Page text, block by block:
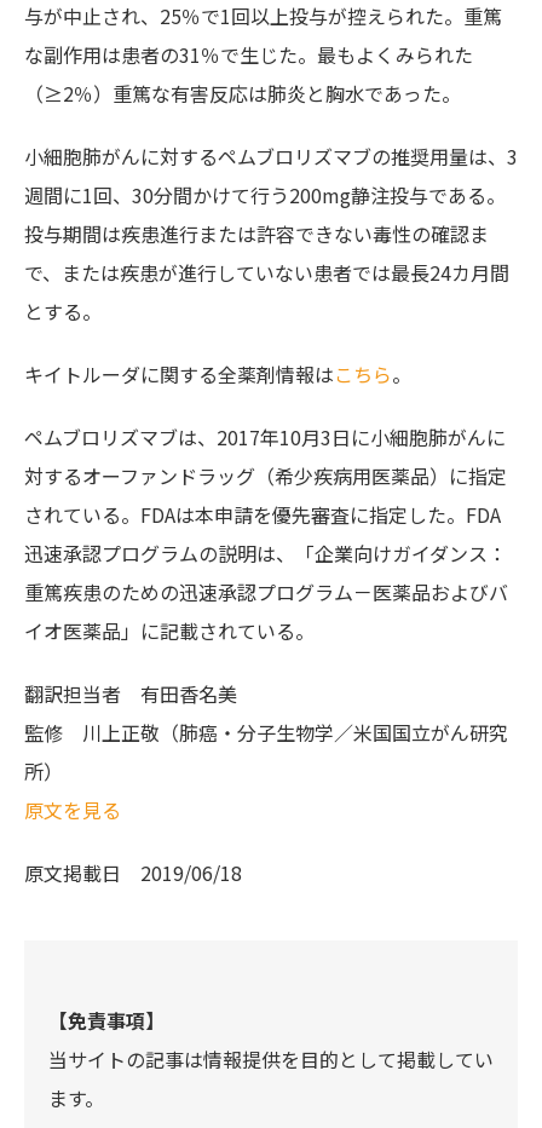
与が中止され、25％で1回以上投与が控えられた。重篤
な副作用は患者の31％で生じた。最もよくみられた
（≥2％）重篤な有害反応は肺炎と胸水であった。
小細胞肺がんに対するペムブロリズマブの推奨用量は、3
週間に1回、30分間かけて行う200mg静注投与である。
投与期間は疾患進行または許容できない毒性の確認ま
で、または疾患が進行していない患者では最長24カ月間
とする。
キイトルーダに関する全薬剤情報はこちら。
ペムブロリズマブは、2017年10月3日に小細胞肺がんに
対するオーファンドラッグ（希少疾病用医薬品）に指定
されている。FDAは本申請を優先審査に指定した。FDA
迅速承認プログラムの説明は、「企業向けガイダンス：
重篤疾患のための迅速承認プログラム－医薬品およびバ
イオ医薬品」に記載されている。
翻訳担当者 有田香名美
監修 川上正敬（肺癌・分子生物学／米国国立がん研究
所）
原文を見る
原文掲載日 2019/06/18
【免責事項】
当サイトの記事は情報提供を目的として掲載してい
ます。